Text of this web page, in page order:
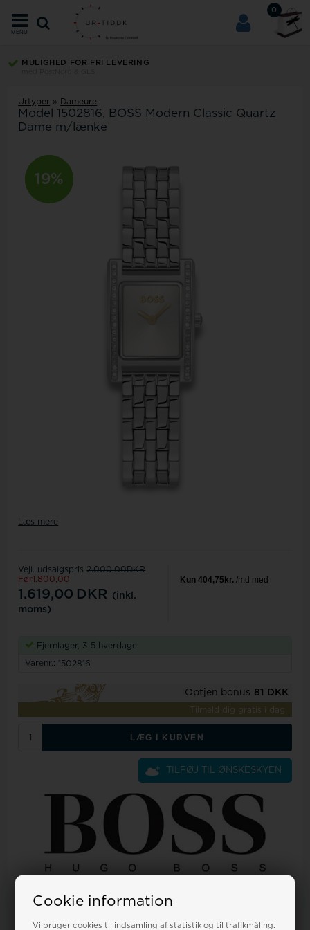
Cookie information
Vi bruger cookies til indsamling af statistik og til trafikmåling.
0
MENU
MULIGHED FOR FRI LEVERING
Urtyper » Dameure
Model 1502816
BOSS Modern Classic Quartz
Dame m/lænke
10%
19%
Læs mere
Vejl. udsalgspris 2.000,00DKR
Før1.800,00
1.619,00 DKR
(inkl.
moms)
Fjernlager, 3-5 hverdage
Varenr.: 1502816
Optjen bonus 81 DKK
Tilmeld dig gratis i dag
LÆG I KURVEN
TILFØJ TIL ØNSKESKYEN
Kundeservice kl 9-17